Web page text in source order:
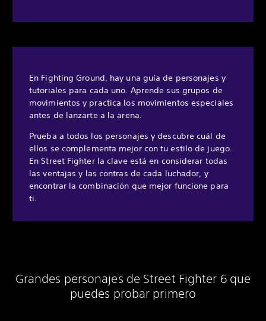
En Fighting Ground, hay una guía de personajes y
tutoriales para cada uno. Aprende sus grupos de
movimientos y practica los movimientos especiales
antes de lanzarte a la arena.
Prueba a todos los personajes y descubre cuál de
ellos se complementa mejor con tu estilo de juego.
En Street Fighter la clave está en considerar todas
las ventajas y las contras de cada luchador, y
encontrar la combinación que mejor funcione para
ti.
Grandes personajes de Street Fighter 6 que
puedes probar primero